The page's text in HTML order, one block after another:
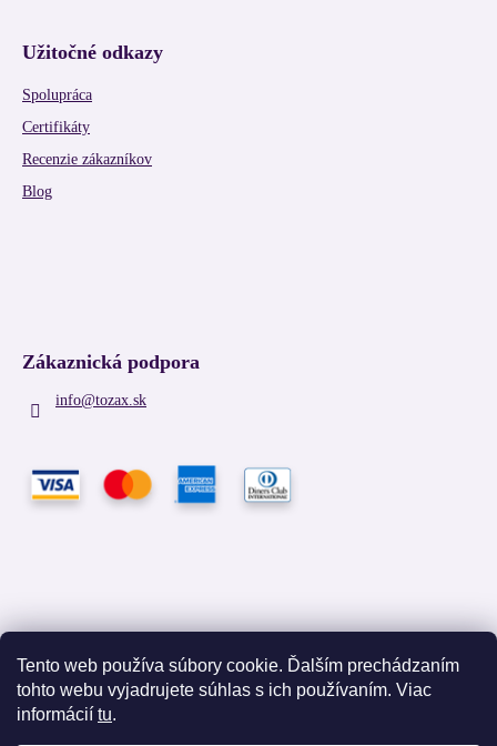
Tento web používa súbory cookie. Ďalším prechádzaním
tohto webu vyjadrujete súhlas s ich používaním. Viac
informácií tu.
Užitočné odkazy
Spolupráca
Certifikáty
Recenzie zákazníkov
Blog
Zákaznická podpora
info@tozax.sk
Facebook